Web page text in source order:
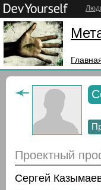
Проектный
Сергей